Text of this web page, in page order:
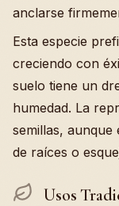
anclarse
Esta especie
creciendo con
suelo tiene un
humedad. La
semillas,
de raíces o
Usos